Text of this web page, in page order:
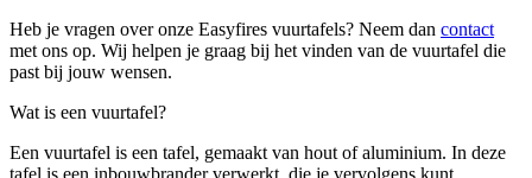
Heb je vragen over onze Easyfires vuurtafels? Neem dan contact
met ons op. Wij helpen je graag bij het vinden van de vuurtafel die
past bij jouw wensen.
Wat is een vuurtafel?
Een vuurtafel is een tafel, gemaakt van hout of aluminium. In deze
tafel is een inbouwbrander verwerkt, die je vervolgens kunt